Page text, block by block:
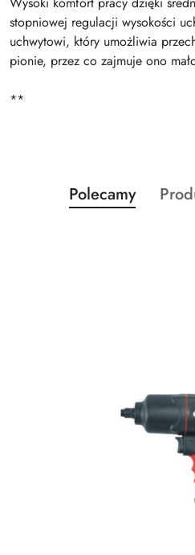
stopniowej regulacji wysokości
uchwytowi, który umożliwia
pionie, przez co zajmuje ono
**
Pomiń karuzelę
Produkty
o
Polecamy